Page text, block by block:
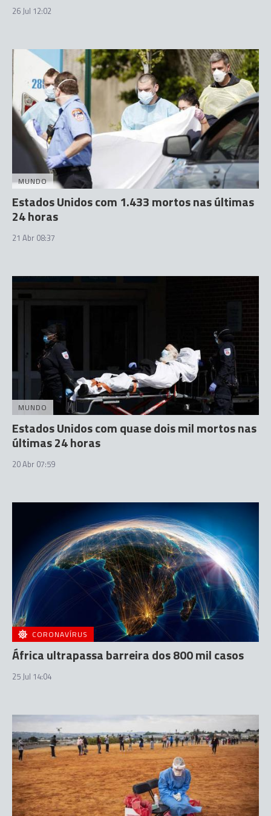
26 Jul 12:02
MUNDO
Estados Unidos com 1.433 mortos nas últimas
24 horas
21 Abr 08:37
MUNDO
Estados Unidos com quase dois mil mortos nas
últimas 24 horas
20 Abr 07:59
CORONAVÍRUS
África ultrapassa barreira dos 800 mil casos
25 Jul 14:04